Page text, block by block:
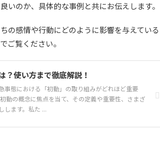
いのか、具体的な事例と共にお伝えします。
の感情や行動にどのように影響を与えている
ご覧ください。
？使い方まで徹底解説！
事態における「初動」の取り組みがどれほど重要
動の概念に焦点を当て、その定義や重要性、さまざ
します。私た ...